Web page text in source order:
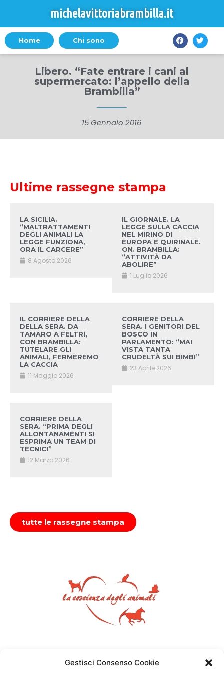
Gestisci Consenso Cookie
michelavittoriabrambilla.it
Home Chi sono
Libero. “Fate entrare i cani al
supermercato: l’appello della
Brambilla”
15 Gennaio 2016
Ultime rassegne stampa
LA SICILIA.
“MALTRATTAMENTI
DEGLI ANIMALI LA
LEGGE FUNZIONA,
ORA IL CARCERE”
8 Agosto 2026
IL GIORNALE. LA
LEGGE SULLA CACCIA
NEL MIRINO DI
EUROPA E QUIRINALE.
ON. BRAMBILLA:
“ATTIVITÀ DA
ABOLIRE”
1 Luglio 2026
IL CORRIERE DELLA
DELLA SERA. DA
TAMARO A FELTRI,
CON BRAMBILLA:
TUTELARE GLI
ANIMALI, FERMEREMO
LA CACCIA
11 Maggio 2026
CORRIERE DELLA
SERA. I GENITORI DEL
BOSCO IN
PARLAMENTO: “MAI
VISTA TANTA
CRUDELTÀ SUI BIMBI”
23 Aprile 2026
CORRIERE DELLA
SERA. “PRIMA DEGLI
ALLONTANAMENTI SI
ESPRIMA UN TEAM DI
TECNICI”
12 Marzo 2026
tutte le rassegne stampa